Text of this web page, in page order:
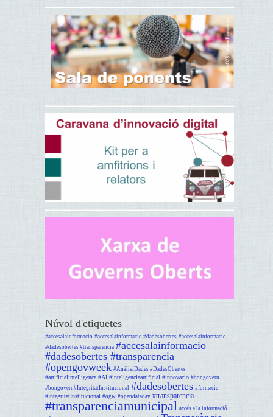
Núvol d'etiquetes
#accesalainformacio #accesalainformacio #dadesobertes #accesalainformacio
#dadesobertes #transparencia #accesalainformacio
#dadesobertes #transparencia
#opengovweek #AnàlisiDades #DadesObertes
#artificialintelligence #AI #inteligenciaartificial #innovacio #bongovern
#bongovern#IntegritatInstitucional #dadesobertes #formacio
#IntegritatInstitucional #ogw #opendataday #transparencia
#transparenciamunicipal accés a la informació